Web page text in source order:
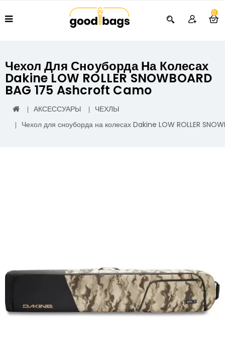
0
Чехол Для Сноуборда На Колесах
Dakine LOW ROLLER SNOWBOARD
BAG 175 Ashcroft Camo
АКСЕССУАРЫ
ЧЕХЛЫ
Чехол для сноуборда на колесах Dakine LOW ROLLER